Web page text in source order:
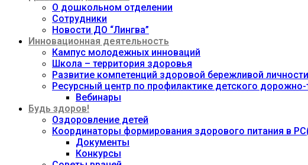
О дошкольном отделении
Сотрудники
Новости ДО “Лингва”
Инновационная деятельность
Кампус молодежных инноваций
Школа – территория здоровья
Развитие компетенций здоровой бережливой личности
Ресурсный центр по профилактике детского
Вебинары
Будь здоров!
Оздоровление детей
Координаторы формирования здорового питания в
Документы
Конкурсы